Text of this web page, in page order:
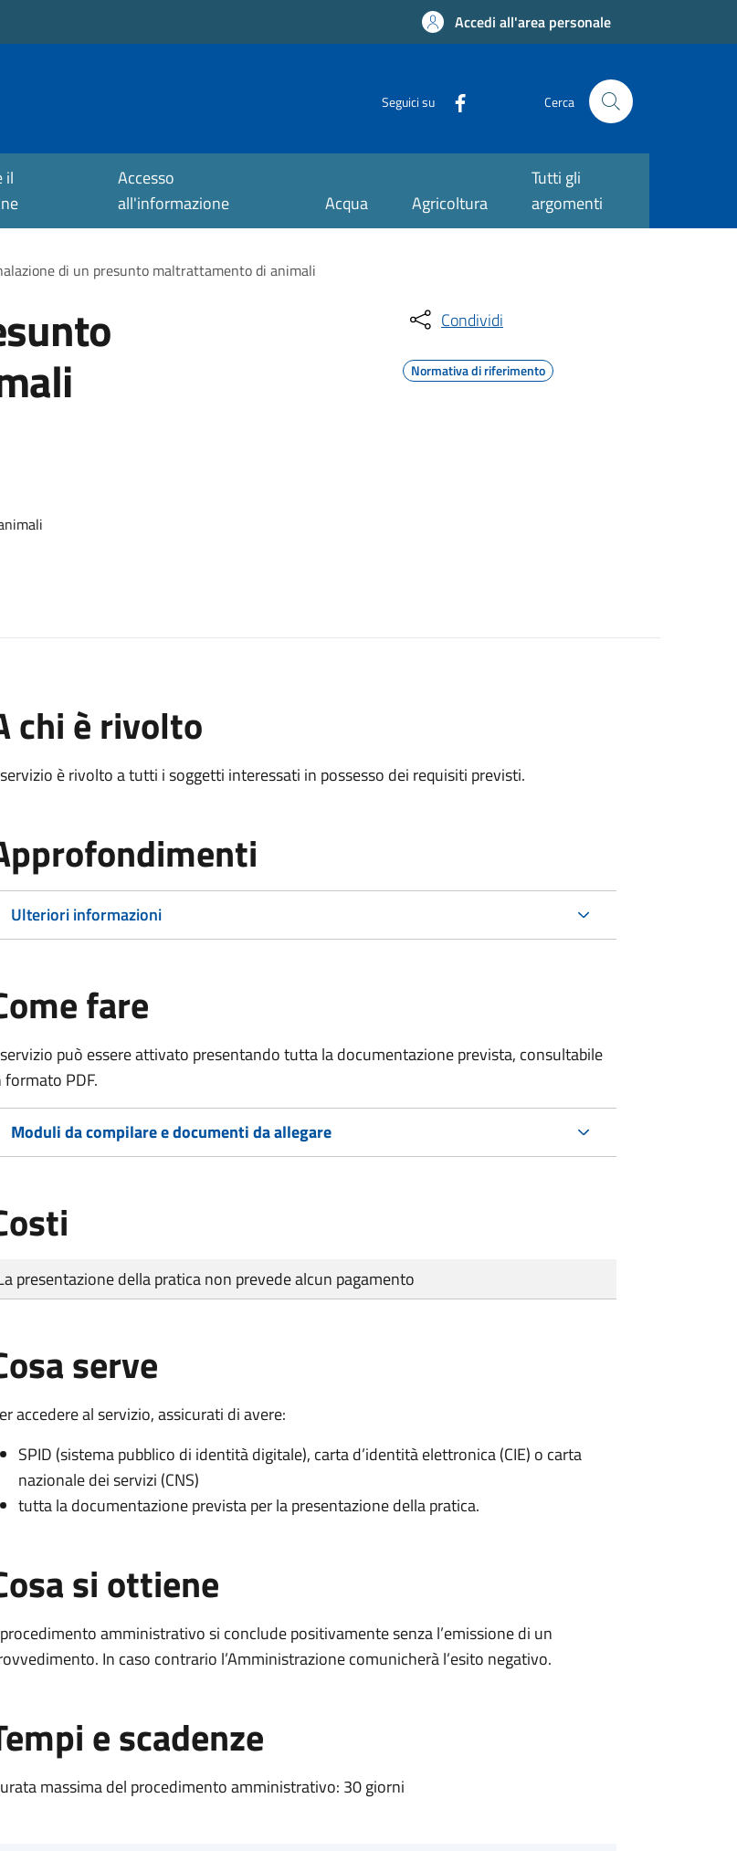
Accedi all'area personale
Seguici su Cerca
il
Accesso
all'informazione
Acqua Agricoltura
Tutti gli
argomenti
di un presunto maltrattamento di animali
Condividi
Normativa di riferimento
chi è rivolto
è rivolto a tutti i soggetti interessati in possesso dei requisiti previsti.
Ulteriori informazioni
fare
può essere attivato presentando tutta la documentazione prevista, consultabile
formato PDF.
Moduli da compilare e documenti da allegare
di pagamento
presentazione della pratica non prevede alcun pagamento
serve
accedere al servizio, assicurati di avere:
SPID (sistema pubblico di identità digitale), carta d’identità elettronica (CIE) o carta
nazionale dei servizi (CNS)
tutta la documentazione prevista per la presentazione della pratica.
si ottiene
amministrativo si conclude positivamente senza l’emissione di un
In caso contrario l’Amministrazione comunicherà l’esito negativo.
e scadenze
massima del procedimento amministrativo: 30 giorni